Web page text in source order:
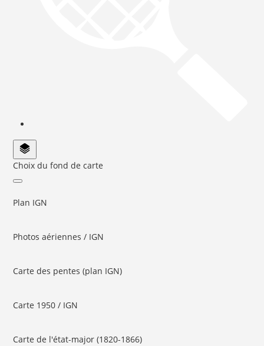
Choix du fond de carte
Plan IGN
Photos aériennes / IGN
Carte des pentes (plan IGN)
Carte 1950 / IGN
Carte de l'état-major (1820-1866)